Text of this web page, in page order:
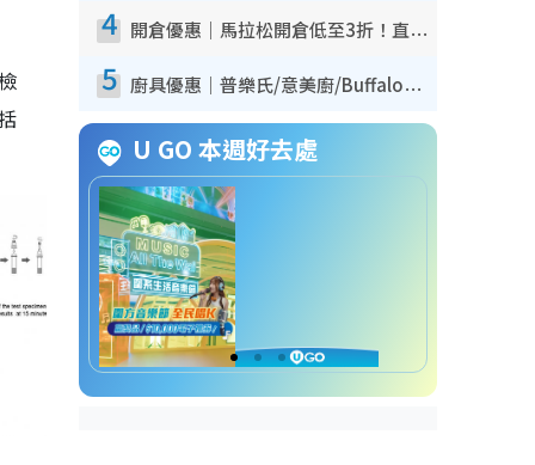
4 開倉優惠｜馬拉松開倉低至3折！直擊$99起買adidas／New Balance／Puma鞋款 STANLEY保溫杯劈價至$119起
5 廚具優惠｜普樂氏/意美廚/Buffalo廚具低至3折！$89起買煎鍋／炒鑊／個人鍋 同場小家電激減至$99起
U GO 本週好去處